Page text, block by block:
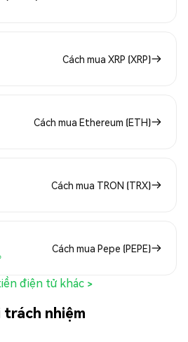
Cách mua XRP (XRP)
Cách mua Ethereum (ETH)
Cách mua TRON (TRX)
Cách mua Pepe (PEPE)
điện tử khác >
nhiệm